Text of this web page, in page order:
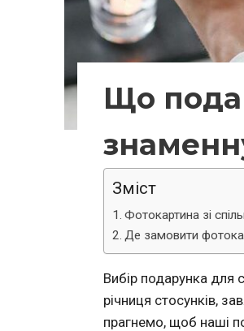
Що
Зміст
Фотокартина зі
Де замовити
Вибір подарунка для
річниця стосунків,
прагнемо, щоб наші